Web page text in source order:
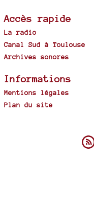
Accès rapide
La radio
Canal Sud à Toulouse
Archives sonores
Informations
Mentions légales
Plan du site